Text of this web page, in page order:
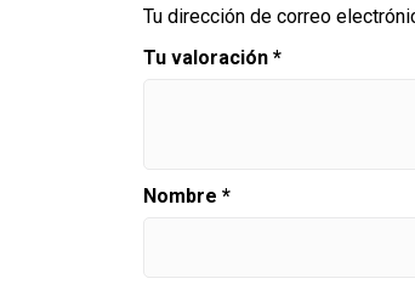
Tu dirección de correo
Tu valoración *
Nombre *